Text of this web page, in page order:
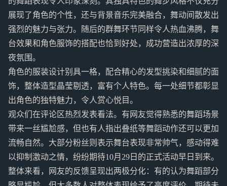
展现了角色的个性，还与背景音乐完美融合，舞动间散发出
强烈的魅力与张力。随后的群舞环节同样令人热血沸腾，舞
台效果和角色服饰的搭配也恰到好处，成功营造出浓厚的深
夜氛围。
角色的服装设计别具一格，配合精心的发型挑染和细腻的面
饰，整体造型晶莹剔透，富有个人特色。每一处细节都彰显
出角色的独特魅力，令人赏心悦目。
观众们在评论区热烈发表看法。有网友觉得熟悉的舞蹈场景
带来一丝尴尬感，但也有人指出叠纸等舞蹈动作还可以更加
流畅自然。大部分粉丝则表示舞台表现非常帅气，感动得难
以抑制激动之情，纷纷期待10月29日的正式活动早日到来。
整体来看，网友的反馈呈现出两极分化：有的认为舞蹈部分